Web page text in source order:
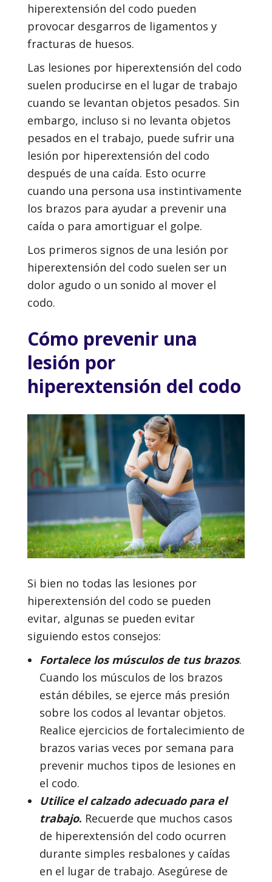
hiperextensión del codo pueden
provocar desgarros de ligamentos y
fracturas de huesos.
Las lesiones por hiperextensión del codo
suelen producirse en el lugar de trabajo
cuando se levantan objetos pesados. Sin
embargo, incluso si no levanta objetos
pesados en el trabajo, puede sufrir una
lesión por hiperextensión del codo
después de una caída. Esto ocurre
cuando una persona usa instintivamente
los brazos para ayudar a prevenir una
caída o para amortiguar el golpe.
Los primeros signos de una lesión por
hiperextensión del codo suelen ser un
dolor agudo o un sonido al mover el
codo.
Cómo prevenir una
lesión por
hiperextensión del codo
Si bien no todas las lesiones por
hiperextensión del codo se pueden
evitar, algunas se pueden evitar
siguiendo estos consejos:
Fortalece los músculos de tus brazos.
Cuando los músculos de los brazos
están débiles, se ejerce más presión
sobre los codos al levantar objetos.
Realice ejercicios de fortalecimiento de
brazos varias veces por semana para
prevenir muchos tipos de lesiones en
el codo.
Utilice el calzado adecuado para el
trabajo. Recuerde que muchos casos
de hiperextensión del codo ocurren
durante simples resbalones y caídas
en el lugar de trabajo. Asegúrese de